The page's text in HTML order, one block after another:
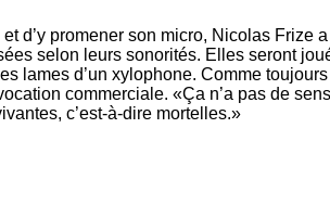
d’y promener son micro, Nicolas Frize
selon leurs sonorités. Elles seront
lames d’un xylophone. Comme
commerciale. «Ça n’a pas de
c’est-à-dire mortelles.»